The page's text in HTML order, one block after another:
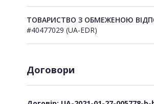
ТОВАРИСТВО З ОБМЕЖЕНОЮ
#40477029 (UA-EDR)
Договори